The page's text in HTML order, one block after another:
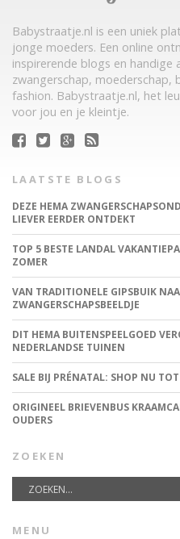
Babystraatje.nl is een uniek
jonge moeders. Een online
inspirerende blogs en handige
zwangerschap, moederschap,
fashion. Babystraatje.nl, het
voor jou en je kleintje.
LAATSTE BLOGS
DEZE HEMA
LIEVER EERDER ONTDEKT
TOP 5 BESTE LANDAL
ZOMER
VAN TRADITIONELE GIPSBUIK
ZWANGERSCHAPSBEELDJE
DIT HEMA BUITENSPEELGOED
NEDERLANDSE TUINEN
SALE BIJ PRÉNATAL: SHOP NU
ORIGINEEL BRIEVENBUS
OUDERS
ZOEKEN
MENU